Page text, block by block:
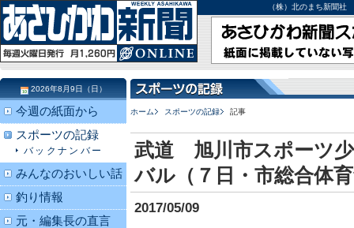
（株）北のまち新聞
ホーム スポーツの記録 記事
武道 旭川市スポーツ
バル（７日・市総合体
2017/05/09
2026年8月9日（日）
今週の紙面から
スポーツの記録
バックナンバー
みんなのおいしい話
釣り情報
元・編集長の直言